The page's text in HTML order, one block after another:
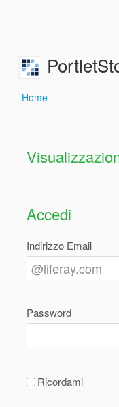
Home
Home
Accedi
Indirizzo Email
Password
Ricordami